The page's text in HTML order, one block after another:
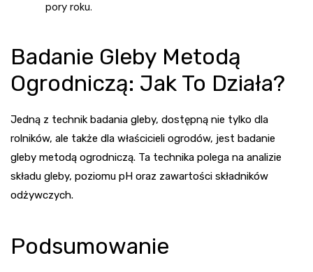
pory roku.
Badanie Gleby Metodą
Ogrodniczą: Jak To Działa?
Jedną z technik badania gleby, dostępną nie tylko dla
rolników, ale także dla właścicieli ogrodów, jest badanie
gleby metodą ogrodniczą. Ta technika polega na analizie
składu gleby, poziomu pH oraz zawartości składników
odżywczych.
Podsumowanie